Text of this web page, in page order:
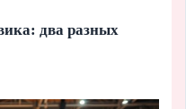
два разных